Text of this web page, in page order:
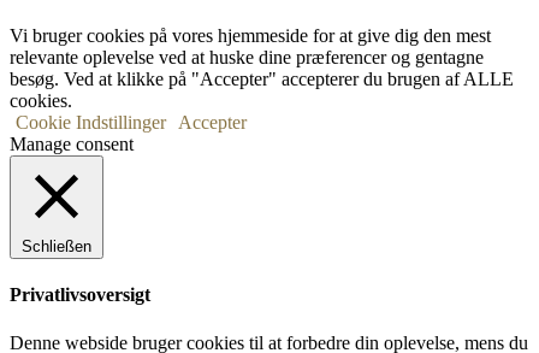
Vi bruger cookies på vores hjemmeside for at give dig den mest
relevante oplevelse ved at huske dine præferencer og gentagne
besøg. Ved at klikke på "Accepter" accepterer du brugen af ​​ALLE
cookies.
Cookie Indstillinger
Accepter
Manage consent
Schließen
Privatlivsoversigt
Denne webside bruger cookies til at forbedre din oplevelse, mens du